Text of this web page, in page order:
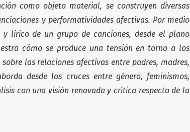
como objeto material, se construyen diversas
y performatividades afectivas. Por medio
lírico de un grupo de canciones, desde el plano
cómo se produce una tensión en torno a los
las relaciones afectivas entre padres, madres,
desde los cruces entre género, feminismos,
con una visión renovada y crítica respecto de la